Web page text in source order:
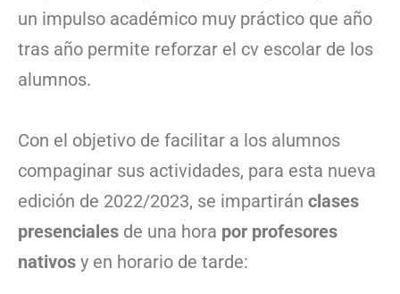
un impulso académico muy práctico que año
tras año permite reforzar el cv escolar de los
alumnos.
Con el objetivo de facilitar a los alumnos
compaginar sus actividades, para esta nueva
edición de 2022/2023, se impartirán clases
presenciales de una hora por profesores
nativos y en horario de tarde: